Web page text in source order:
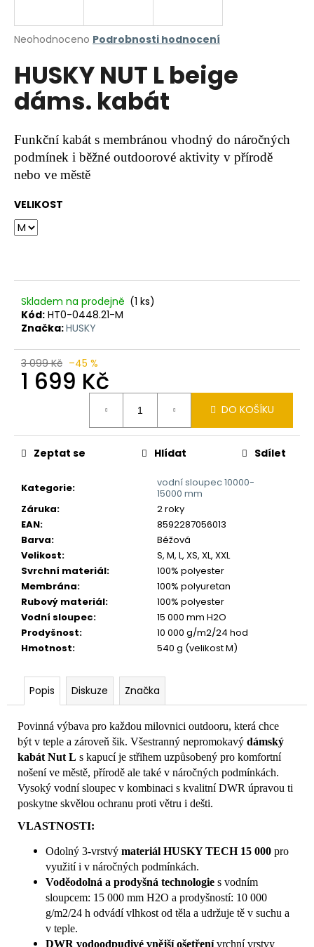
Průměrné
produktu
je
0,0
z
hvězdiček.
Neohodnoceno Podrobnosti hodnocení
HUSKY NUT L beige
dáms. kabát
Funkční kabát s membránou vhodný do náročných
podmínek i běžné outdoorové aktivity v přírodě
nebo ve městě
VELIKOST
Skladem na prodejně (1 ks)
Kód: HT0-0448.21-M
Značka:HUSKY
3 099 Kč –45 %
1 699 Kč
DO KOŠÍKU
Kategorie:
vodní sloupec 10000-
15000 mm
Záruka:
2 roky
EAN:
8592287056013
Barva:
Béžová
Velikost:
S, M, L, XS, XL, XXL
Svrchní materiál:
100% polyester
Membrána:
100% polyuretan
Rubový materiál:
100% polyester
Vodní sloupec:
15 000 mm H2O
Prodyšnost:
10 000 g/m2/24 hod
Hmotnost: 540 g (velikost M)
Zeptat se Hlídat Sdílet
Popis Diskuze Značka
Povinná výbava pro každou milovnici outdooru, která chce
být v teple a zároveň šik. Všestranný nepromokavý dámský
kabát Nut L s kapucí je střihem uzpůsobený pro komfortní
nošení ve městě, přírodě ale také v náročných podmínkách.
Vysoký vodní sloupec v kombinaci s kvalitní DWR úpravou ti
poskytne skvělou ochranu proti větru i dešti.
VLASTNOSTI:
Odolný 3-vrstvý materiál HUSKY TECH 15 000 pro
využití i v náročných podmínkách.
Voděodolná a prodyšná technologie s vodním
sloupcem: 15 000 mm H2O a prodyšností: 10 000
g/m2/24 h odvádí vlhkost od těla a udržuje tě v suchu a
v teple.
DWR vodoodpudivé vnější ošetřenívrchní vrstvy
j
t
?
HLEDAT
D
o
r
u
č
u
j
e
m